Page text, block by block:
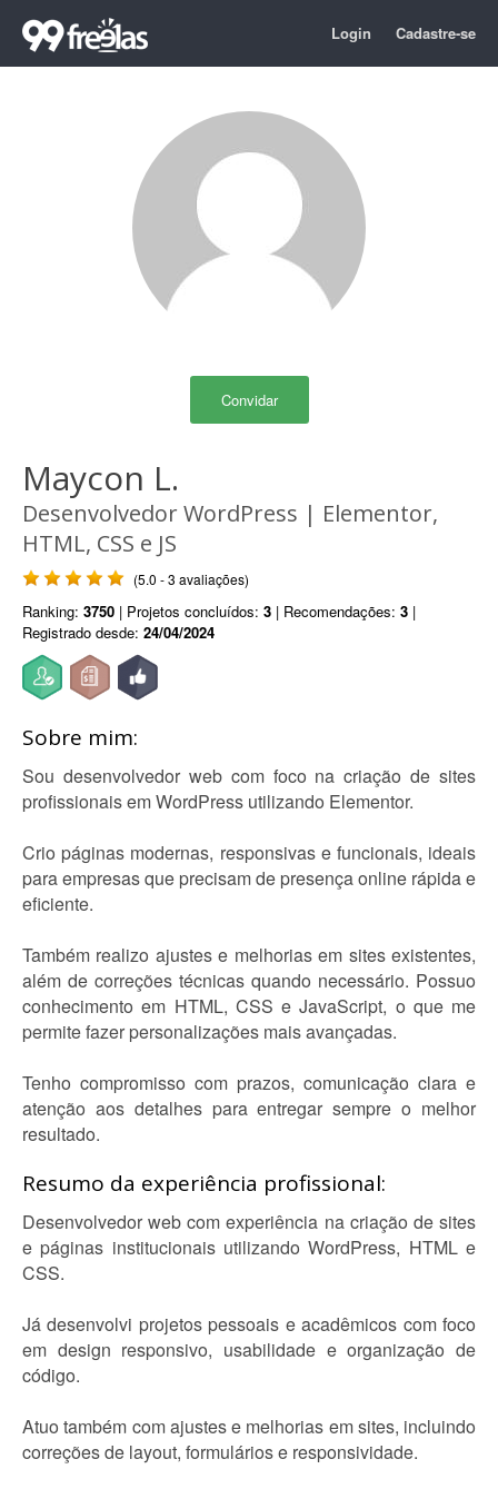
Login Cadastre-se
Convidar
Maycon L.
Desenvolvedor WordPress | Elementor,
HTML, CSS e JS
(5.0 - 3 avaliações)
Ranking: 3750 | Projetos concluídos: 3 | Recomendações: 3 |
Registrado desde: 24/04/2024
Sobre mim:
Sou desenvolvedor web com foco na criação de sites
profissionais em WordPress utilizando Elementor.
Crio páginas modernas, responsivas e funcionais, ideais
para empresas que precisam de presença online rápida e
eficiente.
Também realizo ajustes e melhorias em sites existentes,
além de correções técnicas quando necessário. Possuo
conhecimento em HTML, CSS e JavaScript, o que me
permite fazer personalizações mais avançadas.
Tenho compromisso com prazos, comunicação clara e
atenção aos detalhes para entregar sempre o melhor
resultado.
Resumo da experiência profissional:
Desenvolvedor web com experiência na criação de sites
e páginas institucionais utilizando WordPress, HTML e
CSS.
Já desenvolvi projetos pessoais e acadêmicos com foco
em design responsivo, usabilidade e organização de
código.
Atuo também com ajustes e melhorias em sites, incluindo
correções de layout, formulários e responsividade.